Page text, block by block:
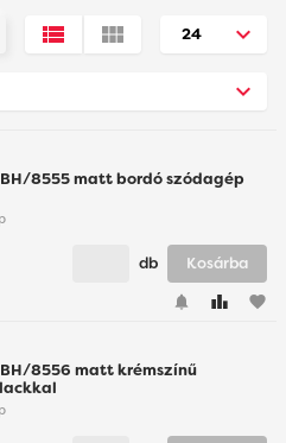
8555 matt bordó szódagép
favorite
db Kosárba
8556 matt krémszínű